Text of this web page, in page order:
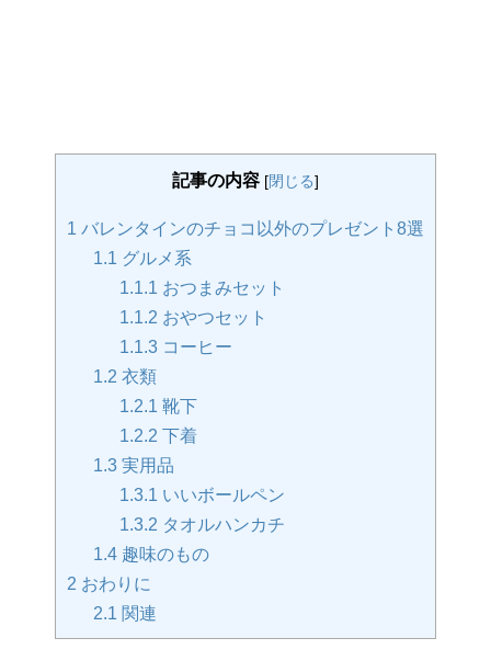
記事の内容 [閉じる]
1 バレンタインのチョコ以外のプレゼント8選
1.1 グルメ系
1.1.1 おつまみセット
1.1.2 おやつセット
1.1.3 コーヒー
1.2 衣類
1.2.1 靴下
1.2.2 下着
1.3 実用品
1.3.1 いいボールペン
1.3.2 タオルハンカチ
1.4 趣味のもの
2 おわりに
2.1 関連